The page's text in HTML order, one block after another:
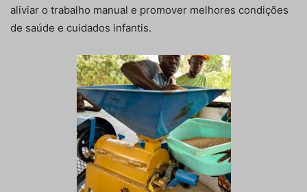
aliviar o trabalho manual e promover melhores condições
de saúde e cuidados infantis.